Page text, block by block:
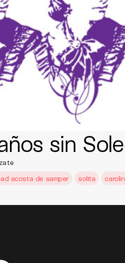
sin
acosta de samper solita